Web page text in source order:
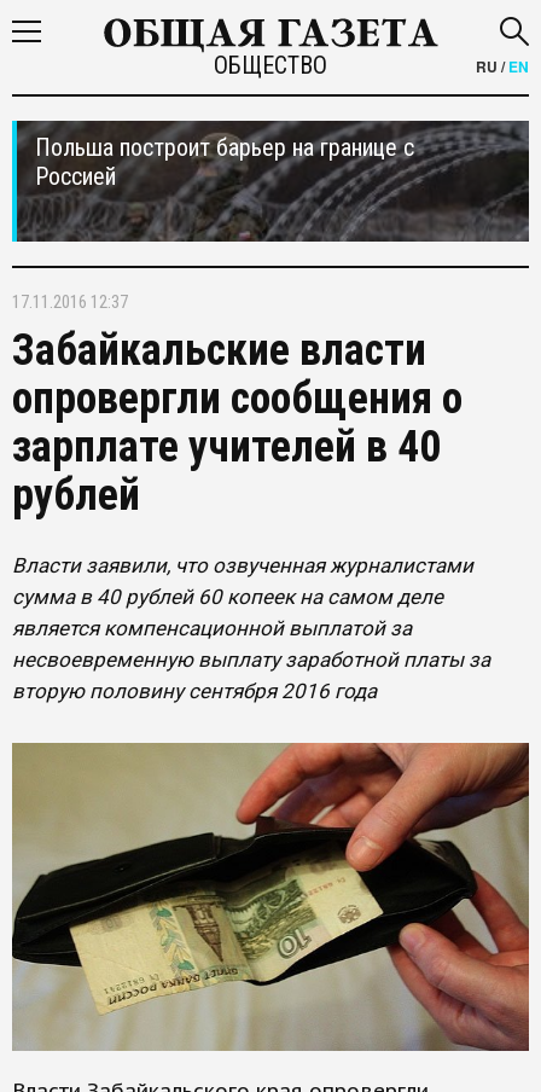
ОБЩЕСТВО RU /EN
Польша построит барьер на границе с
Россией
17.11.2016 12:37
Забайкальские власти
опровергли сообщения о
зарплате учителей в 40
рублей
Власти заявили, что озвученная журналистами
сумма в 40 рублей 60 копеек на самом деле
является компенсационной выплатой за
несвоевременную выплату заработной платы за
вторую половину сентября 2016 года